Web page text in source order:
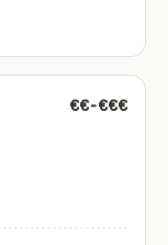
€€-€€€